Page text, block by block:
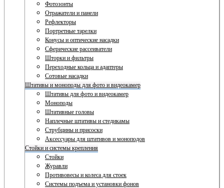
Фотозонты
Отражатели и панели
Рефлекторы
Портретные тарелки
Конусы и оптические насадки
Сферические рассеиватели
Шторки и фильтры
Переходные кольца и адаптеры
Сотовые насадки
Штативы и моноподы для фото и видеокамер
Штативы для фото и видеокамер
Моноподы
Штативные головы
Наплечные штативы и стедикамы
Струбцины и присоски
Аксессуары для штативов и моноподов
Стойки и системы крепления
Стойки
Журавли
Противовесы и колеса для стоек
Системы подъема и установки фонов